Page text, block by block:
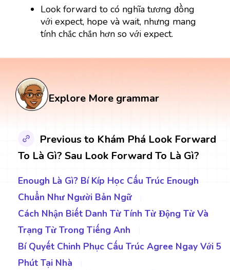
Look forward to có nghĩa tương đồng
với expect, hope và wait, nhưng mang
tính chắc chắn hơn so với expect.
Explore More grammar
Previous to Khám Phá Look Forward
To Là Gì? Sau Look Forward To Là Gì?
Enough Là Gì? Bí Kíp Học Cấu Trúc Enough
Chuẩn Như Người Bản Ngữ
Cách Nhận Biết Danh Từ Tính Từ Động Từ Và
Trạng Từ Trong Tiếng Anh
Bí Quyết Chinh Phục Cấu Trúc Agree Ngay Với 5
Phút Tại Nhà